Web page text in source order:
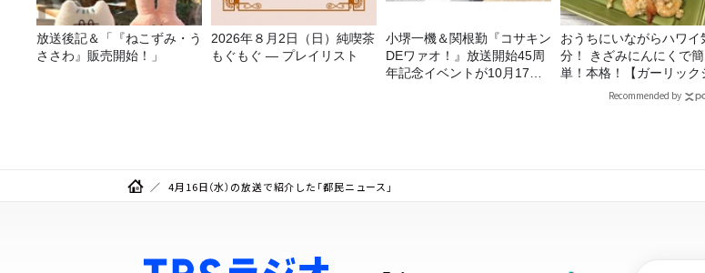
放送後記＆「『ねこずみ・う
ささわ』販売開始！」
2026年８月2日（日）純喫茶
もぐもぐ ― プレイリスト
小堺一機＆関根勤『コサキン
DEワァオ！』放送開始45周
年記念イベントが10月17日
おうちにいながらハワイ
分！ きざみにんにくで簡
単！本格！【ガーリック
リンプ】 桃屋のかんた
Recommended by
4月16日（水）の放送で紹介した「都民ニュース」